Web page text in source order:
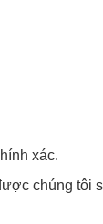
xác.
chúng tôi